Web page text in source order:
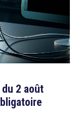
2 août